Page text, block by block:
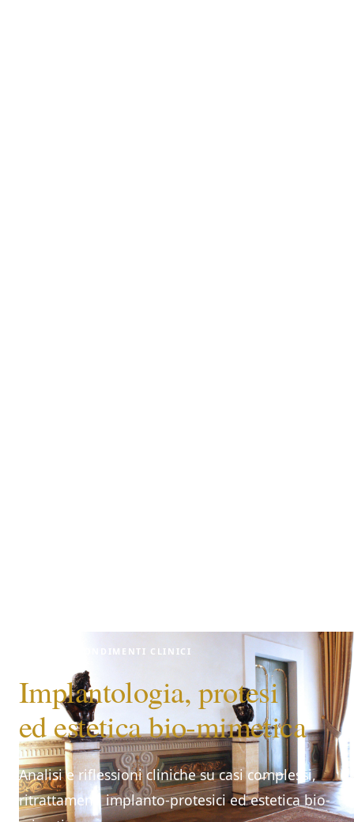
APPROFONDIMENTI CLINICI
Implantologia, protesi
ed estetica bio-mimetica
Analisi e riflessioni cliniche su casi complessi,
ritrattamenti implanto-protesici ed estetica bio-